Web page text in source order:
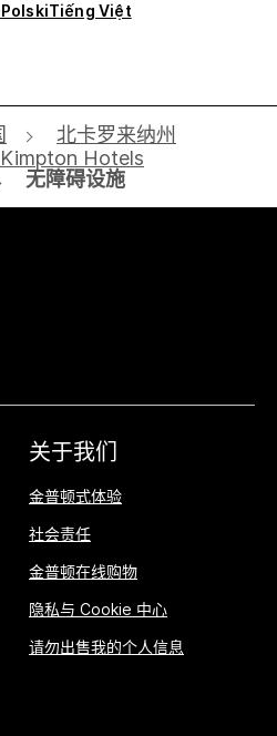
PolskiTiếng Việt
北卡罗来纳州
Kimpton Hotels
无障碍设施
关于我们
金普顿式体验
社会责任
金普顿在线购物
隐私与 Cookie 中心
请勿出售我的个人信息